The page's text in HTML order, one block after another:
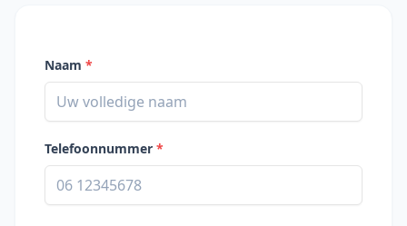
Naam *
Telefoonnummer *